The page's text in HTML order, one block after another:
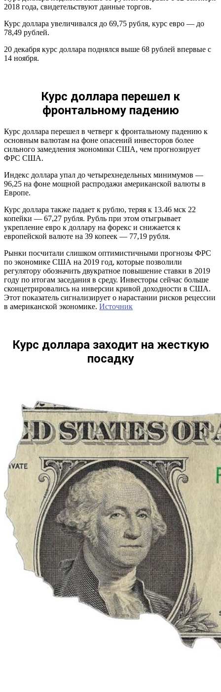
2018 года, свидетельствуют данные торгов.
Курс доллара увеличивался до 69,75 рубля, курс евро — до
78,49 рублей.
20 декабря курс доллара поднялся выше 68 рублей впервые с
14 ноября.
Курс доллара перешел к
фронтальному падению
Курс доллара перешел в четверг к фронтальному падению к
основным валютам на фоне опасений инвесторов более
сильного замедления экономики США, чем прогнозирует
ФРС США.
Индекс доллара упал до четырехнедельных минимумов —
96,25 на фоне мощной распродажи американской валюты в
Европе.
Курс доллара также падает к рублю, теряя к 13.46 мск 22
копейки — 67,27 рубля. Рубль при этом отыгрывает
укрепление евро к доллару на форекс и снижается к
европейской валюте на 39 копеек — 77,19 рубля.
Рынки посчитали слишком оптимистичными прогнозы ФРС
по экономике США на 2019 год, которые позволили
регулятору обозначить двукратное повышение ставки в 2019
году по итогам заседания в среду. Инвесторы сейчас больше
сконцетрировались на инверсии кривой доходности в США.
Этот показатель сигнализирует о нарастании рисков рецессии
в американской экономике. Источник
Курс доллара заходит на жесткую
посадку